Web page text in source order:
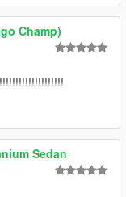
Champ)
Sedan